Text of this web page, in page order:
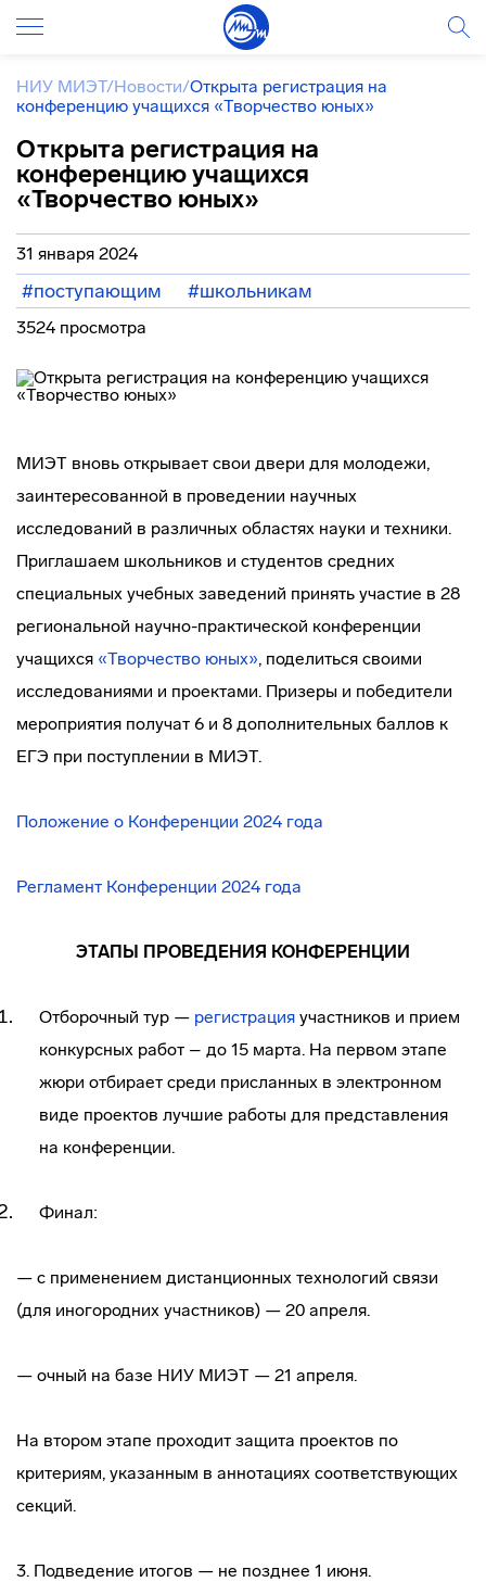
НИУ МИЭТ/Новости/Открыта регистрация на
конференцию учащихся «Творчество юных»
Открыта регистрация на
конференцию учащихся
«Творчество юных»
31 января 2024
#поступающим #школьникам
3524 просмотра
МИЭТ вновь открывает свои двери для молодежи,
заинтересованной в проведении научных
исследований в различных областях науки и техники.
Приглашаем школьников и студентов средних
специальных учебных заведений принять участие в 28
региональной научно-практической конференции
учащихся «Творчество юных», поделиться своими
исследованиями и проектами. Призеры и победители
мероприятия получат 6 и 8 дополнительных баллов к
ЕГЭ при поступлении в МИЭТ.
Положение о Конференции 2024 года
Регламент Конференции 2024 года
ЭТАПЫ ПРОВЕДЕНИЯ КОНФЕРЕНЦИИ
Отборочный тур — регистрация участников и прием
конкурсных работ – до 15 марта. На первом этапе
жюри отбирает среди присланных в электронном
виде проектов лучшие работы для представления
на конференции.
Финал:
— с применением дистанционных технологий связи
(для иногородних участников) — 20 апреля.
— очный на базе НИУ МИЭТ — 21 апреля.
На втором этапе проходит защита проектов по
критериям, указанным в аннотациях соответствующих
секций.
3. Подведение итогов — не позднее 1 июня.